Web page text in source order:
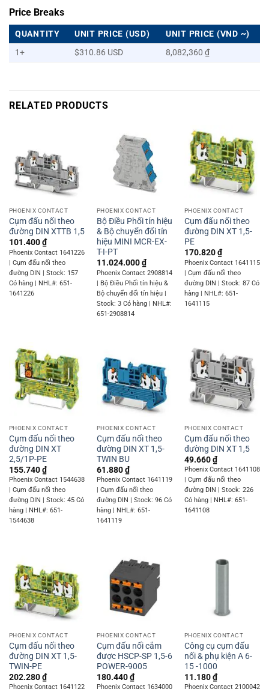
Price Breaks
QUANTITY UNIT PRICE (USD)
UNIT PRICE (VND ~)
1+
$310.86 USD 8,082,360 ₫
RELATED PRODUCTS
PHOENIX CONTACT
Cụm đấu nối theo
đường DIN XTTB 1,5
101.400₫
Phoenix Contact 1641226
| Cụm đấu nối theo
đường DIN | Stock: 157
Có hàng | NHL#: 651-
1641226
PHOENIX CONTACT
Bộ Điều Phối tín hiệu
& Bộ chuyển đổi tín
hiệu MINI MCR-EX-
T-I-PT
11.024.000₫
Phoenix Contact 2908814
| Bộ Điều Phối tín hiệu &
Bộ chuyển đổi tín hiệu |
Stock: 3 Có hàng | NHL#:
651-2908814
PHOENIX CONTACT
Cụm đấu nối theo
đường DIN XT 1,5-
PE
170.820₫
Phoenix Contact 1641115
| Cụm đấu nối theo
đường DIN | Stock: 87 Có
hàng | NHL#: 651-
1641115
PHOENIX CONTACT
Cụm đấu nối theo
đường DIN XT
2,5/1P-PE
155.740₫
Phoenix Contact 1544638
| Cụm đấu nối theo
đường DIN | Stock: 45 Có
hàng | NHL#: 651-
1544638
PHOENIX CONTACT
Cụm đấu nối theo
đường DIN XT 1,5-
TWIN BU
61.880₫
Phoenix Contact 1641119
| Cụm đấu nối theo
đường DIN | Stock: 96 Có
hàng | NHL#: 651-
1641119
PHOENIX CONTACT
Cụm đấu nối theo
đường DIN XT 1,5
49.660₫
Phoenix Contact 1641108
| Cụm đấu nối theo
đường DIN | Stock: 226
Có hàng | NHL#: 651-
1641108
PHOENIX CONTACT
Cụm đấu nối theo
đường DIN XT 1,5-
TWIN-PE
202.280₫
Phoenix Contact 1641122
PHOENIX CONTACT
Cụm đấu nối cắm
được HSCP-SP 1,5-6
POWER-9005
180.440₫
Phoenix Contact 1634000
PHOENIX CONTACT
Công cụ cụm đấu
nối & phụ kiện A 6-
15 -1000
11.180₫
Phoenix Contact 2100042